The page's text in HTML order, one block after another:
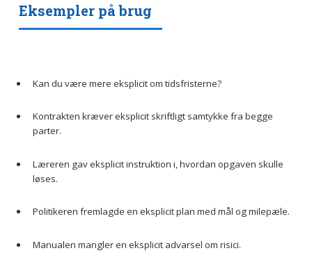
Eksempler på brug
Kan du være mere eksplicit om tidsfristerne?
Kontrakten kræver eksplicit skriftligt samtykke fra begge
parter.
Læreren gav eksplicit instruktion i, hvordan opgaven skulle
løses.
Politikeren fremlagde en eksplicit plan med mål og milepæle.
Manualen mangler en eksplicit advarsel om risici.